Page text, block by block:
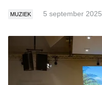
MUZIEK 5 september 2025